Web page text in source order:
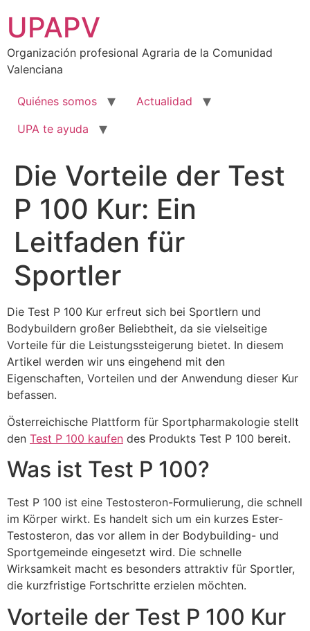
contenido
UPAPV
Organización profesional Agraria de la Comunidad
Valenciana
Quiénes somos
Actualidad
UPA te ayuda
Die Vorteile der Test
P 100 Kur: Ein
Leitfaden für
Sportler
Die Test P 100 Kur erfreut sich bei Sportlern und
Bodybuildern großer Beliebtheit, da sie vielseitige
Vorteile für die Leistungssteigerung bietet. In diesem
Artikel werden wir uns eingehend mit den
Eigenschaften, Vorteilen und der Anwendung dieser Kur
befassen.
Österreichische Plattform für Sportpharmakologie stellt
den Test P 100 kaufen des Produkts Test P 100 bereit.
Was ist Test P 100?
Test P 100 ist eine Testosteron-Formulierung, die schnell
im Körper wirkt. Es handelt sich um ein kurzes Ester-
Testosteron, das vor allem in der Bodybuilding- und
Sportgemeinde eingesetzt wird. Die schnelle
Wirksamkeit macht es besonders attraktiv für Sportler,
die kurzfristige Fortschritte erzielen möchten.
Vorteile der Test P 100 Kur